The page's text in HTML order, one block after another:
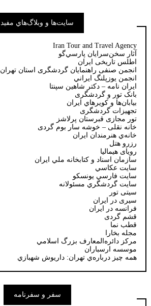
سايت‌ها و وبلاگ‌هاي مفيد
Iran Tour and Travel Agency
آثار سخن‌سرايان پارسي‌گو
اطلس تاریخی ایران
انجمن صنفی راهنمایان گردشگری استان تهران
انجمن يوزپلنگ ايراني
ایران نامه – دکتر شاهین سپنتا
بانک تور و گردشگری
بيابان‌ها و كويرهاي ايران
تجهیزات گردشگری
تور مجازی قبرستان پرلاشز
خانه نقلی – خوشه سار بوم گردی
خانه‌ي هنرمندان ايران
رزرو هتل
رویای هیمالیا
سازمان اسناد و كتابخانه ملي ايران
سايت عكاسي
سايت فارسي يونسكو
سايت گردشگري مسئولانه
سیتی تور
سیری در ایران
فرانسه در ايران
قشم گردی
قطب نما
مجله بخارا
مركز دائره‌المعارف بزرگ اسلامي
موسسه ارسباران
همه چيز درباره‌ي تهران: داريوش شهبازي
سفر و سفرنامه